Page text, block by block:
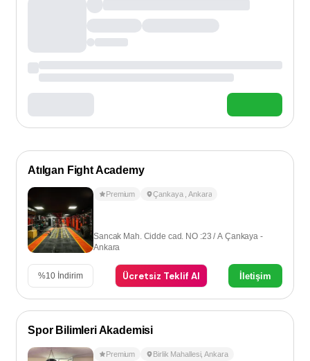
Atılgan Fight Academy
Premium Çankaya ,Ankara
Sancak Mah. Cidde cad. NO :23 / A Çankaya -
Ankara
%10 İndirim Ücretsiz Teklif Al İletişim
Spor Bilimleri Akademisi
Premium Birlik Mahallesi,Ankara